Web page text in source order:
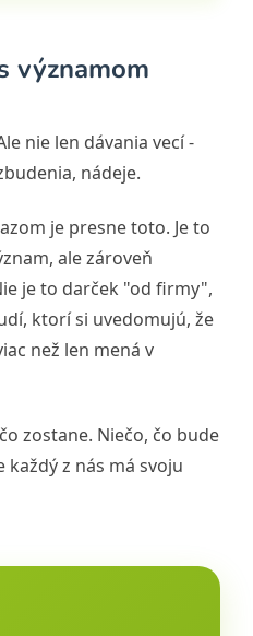
významom
nie len dávania vecí -
nádeje.
je presne toto. Je to
ale zároveň
je to darček "od firmy",
ktorí si uvedomujú, že
než len mená v
zostane. Niečo, čo bude
z nás má svoju